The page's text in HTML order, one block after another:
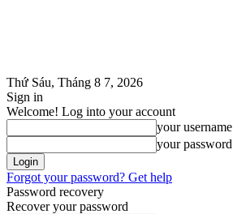
Thứ Sáu, Tháng 8 7, 2026
Sign in
Welcome! Log into your account
your username
your password
Forgot your password? Get help
Password recovery
Recover your password